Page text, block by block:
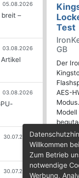
05.08.2026
–
03.08.2026
03.08.2026
30.07.2026
30.07.2026
Test
GB
Der
AES-
Willkommen
Zum Betrieb
notwendige
Werbung,